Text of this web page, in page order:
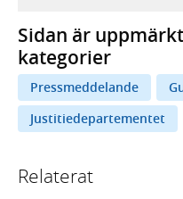
Sidan är
kategorier
Pressmeddelande
Justitiedepartementet
Relaterat